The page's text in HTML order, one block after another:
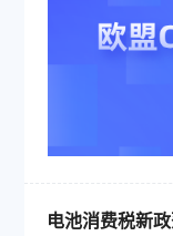
电池消费税新